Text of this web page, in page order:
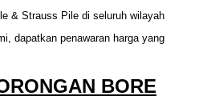
& Strauss Pile di seluruh wilayah
dapatkan penawaran harga yang
BORE